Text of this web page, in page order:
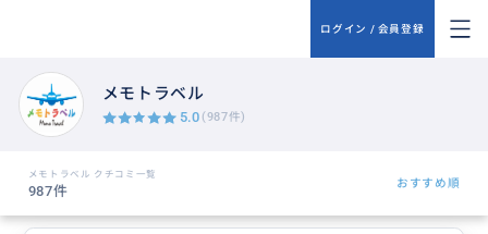
ログイン / 会員登録
メモトラベル
5.0 (987件)
メモトラベル クチコミ一覧
987件 おすすめ順